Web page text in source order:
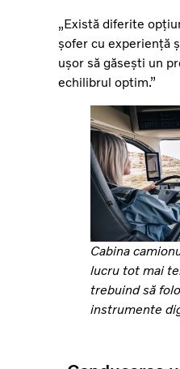
„Există diferite
șofer cu experiență
ușor să găsești un
echilibrul optim.”
Cabina
lucru tot mai
trebuind să
instrumente